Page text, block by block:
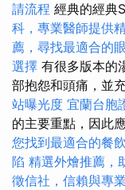
請流程 經典的經典
科，專業醫師提供
薦，尋找最適合的
選擇 有很多版本的
部抱怨和頭痛，並
站曝光度 宜蘭台胞
的主要重點，因此
您找到最適合的餐
陷 精選外燴推薦，
徵信社，信賴與專